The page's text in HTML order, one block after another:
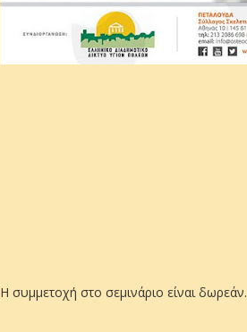
Η συμμετοχή στο σεμινάριο είναι δωρεάν.